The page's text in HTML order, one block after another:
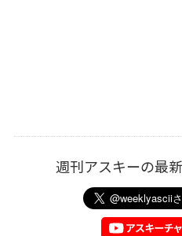
週刊アスキーの最